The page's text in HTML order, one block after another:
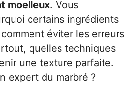
moelleux. Vous
certains ingrédients
éviter les erreurs
quelles techniques
une texture parfaite.
expert du marbré ?